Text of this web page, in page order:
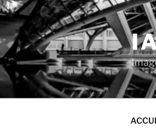
Aller
au
contenu
principal